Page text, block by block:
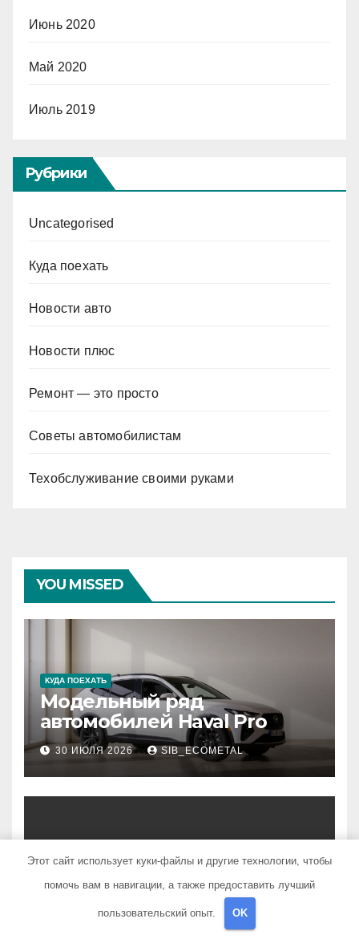
Июнь 2020
Май 2020
Июль 2019
Рубрики
Uncategorised
Куда поехать
Новости авто
Новости плюс
Ремонт — это просто
Советы автомобилистам
Техобслуживание своими руками
YOU MISSED
КУДА ПОЕХАТЬ
Модельный ряд
автомобилей Haval Pro
30 ИЮЛЯ 2026 SIB_ECOMETAL
НОВОСТИ АВТО
Обзор материалов для
ногтевого сервиса,
наращивания ресниц и
SIB_ECOMETAL
Этот сайт использует куки-файлы и другие технологии, чтобы
помочь вам в навигации, а также предоставить лучший
пользовательский опыт. OK